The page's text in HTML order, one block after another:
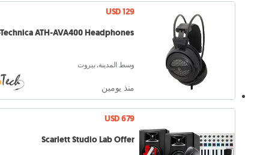
USD 129
ATH-AVA400 Headphones
وسط المدينة, بيروت
منذ يومين
USD 679
Scarlett Studio Lab Offer